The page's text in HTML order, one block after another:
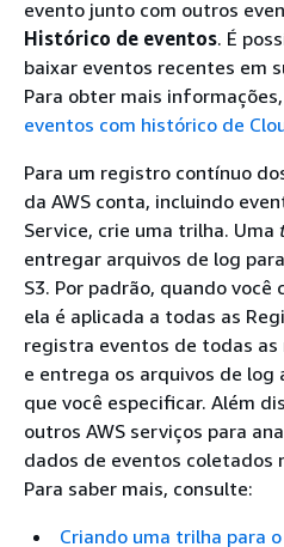
evento junto com outros
Histórico de eventos. É
baixar eventos recentes em
Para obter mais
eventos com histórico de
Para um registro contínuo
da AWS conta, incluindo
Service, crie uma trilha. Uma
entregar arquivos de log
S3. Por padrão, quando
ela é aplicada a todas as
registra eventos de todas as
e entrega os arquivos de log
que você especificar. Além
outros AWS serviços para
dados de eventos coletados
Para saber mais, consulte:
Criando uma trilha para